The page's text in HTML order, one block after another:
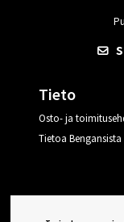
Tieto
Osto- ja
Tietoa Bengansista